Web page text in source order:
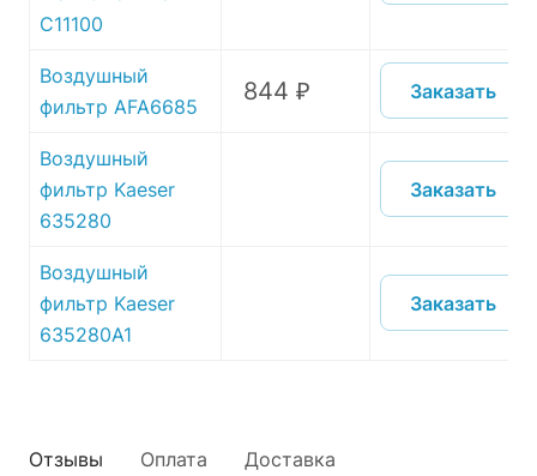
C11100
Воздушный
фильтр AFA6685
844 ₽ Заказать
Воздушный
фильтр Kaeser
635280
Заказать
Воздушный
фильтр Kaeser
635280A1
Заказать
Отзывы Оплата Доставка